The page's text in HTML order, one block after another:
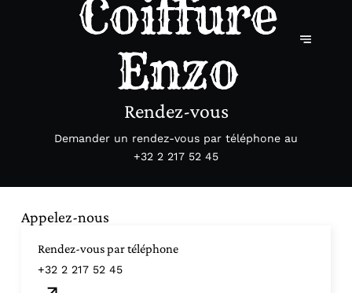
Rendez-vous
Demander un rendez-vous par téléphone au
+32 2 217 52 45
Appelez-nous
Rendez-vous par téléphone
+32 2 217 52 45